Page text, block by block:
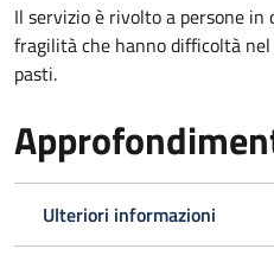
Il servizio è rivolto a persone
fragilità che hanno difficoltà
pasti.
Ulteriori informazioni